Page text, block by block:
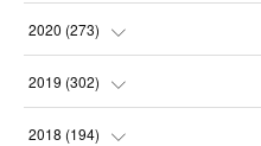
(22
(23
(21
(23
(22
(23
(24
(23
(22
2020 (273)
(24
(22
2019 (302)
(23
2018 (194)